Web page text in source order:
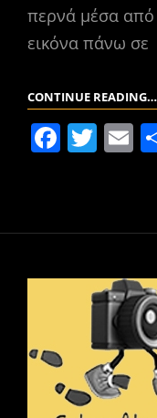
περνά μέσα
εικόνα πάνω σε
CONTINUE READING…
F
e
o
T
er
E
l